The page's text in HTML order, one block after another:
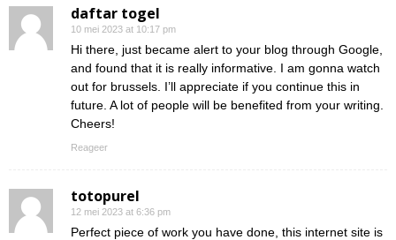
daftar togel
10 mei 2023 at 10:17 pm
Hi there, just became alert to your blog through Google,
and found that it is really informative. I am gonna watch
out for brussels. I’ll appreciate if you continue this in
future. A lot of people will be benefited from your writing.
Cheers!
Reageer
totopurel
12 mei 2023 at 6:36 pm
Perfect piece of work you have done, this internet site is